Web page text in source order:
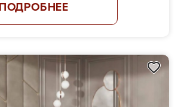
ПОДРОБНЕЕ